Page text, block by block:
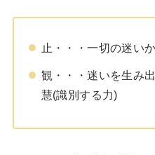
止・・・一切の迷い
観・・・迷いを生み
慧(識別する力)